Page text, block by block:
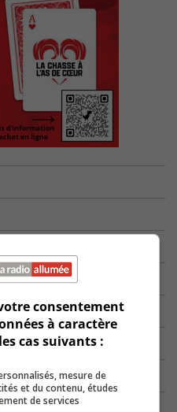
consentement
à caractère
cas suivants :
mesure de
et du contenu, études
de services